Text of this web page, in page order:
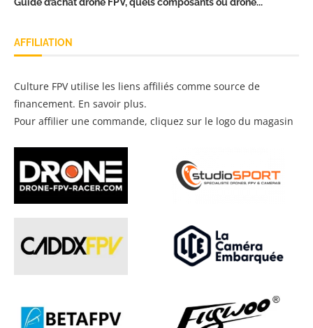
AFFILIATION
Culture FPV utilise les liens affiliés comme source de
financement. En savoir plus.
Pour affilier une commande, cliquez sur le logo du magasin